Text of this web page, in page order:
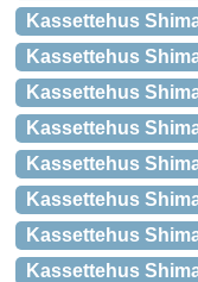
Kassettehus
Kassettehus
Kassettehus
Kassettehus
Kassettehus
Kassettehus
Kassettehus
Kassettehus